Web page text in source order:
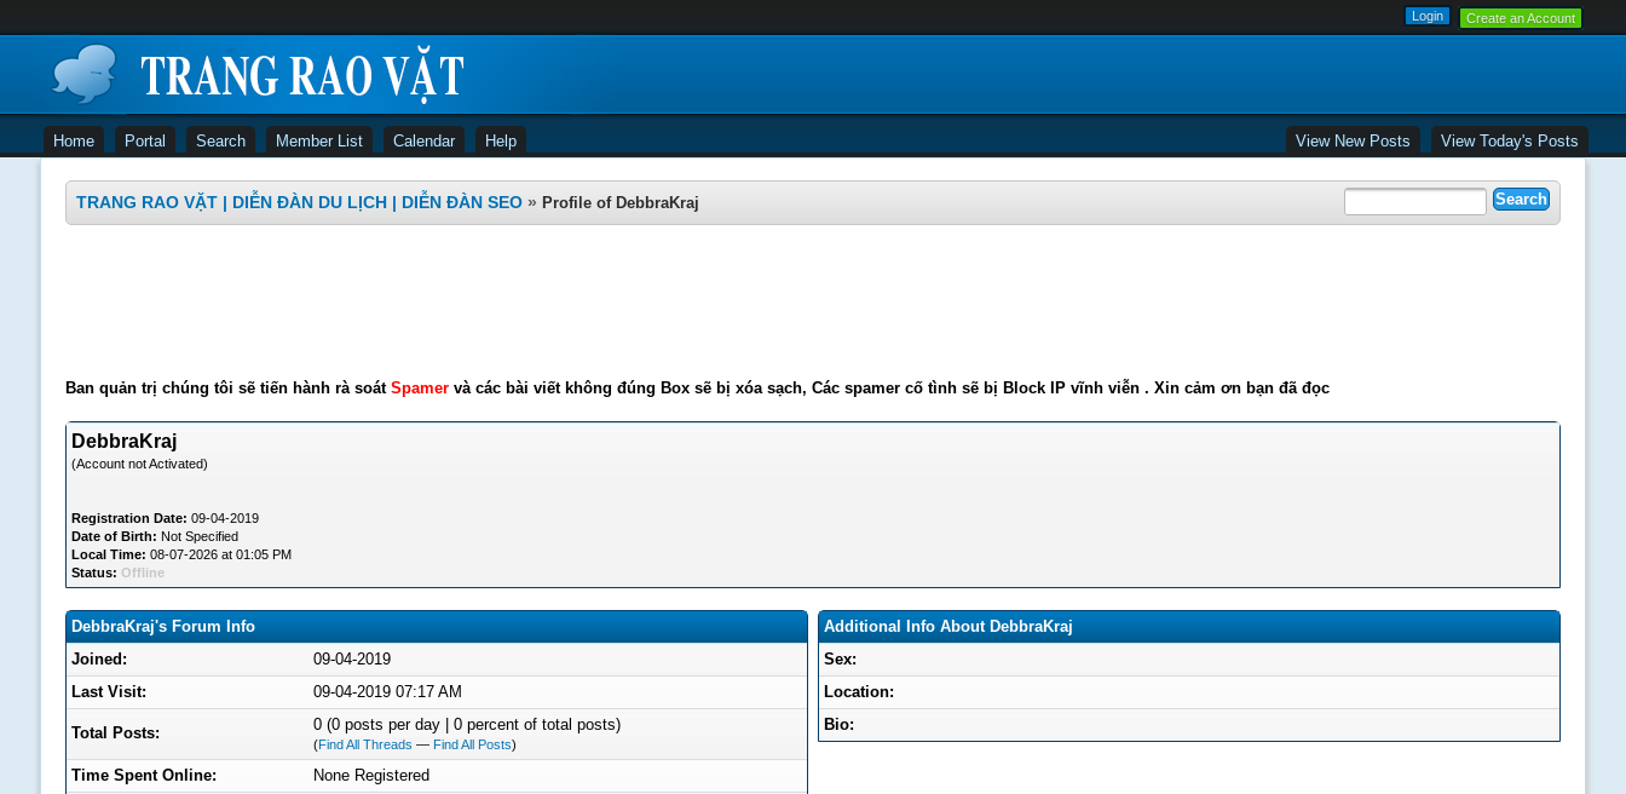
Create an Account
Home Portal Search Member List Calendar Help View New Posts View Today's Posts
TRANG RAO VẶT | DIỄN ĐÀN DU LỊCH | DIỄN ĐÀN SEO » Profile of DebbraKraj
Ban quản trị chúng tôi sẽ tiến hành rà soát Spamervà các bài viết không đúng Box sẽ bị xóa sạch, Các spamer cố tình sẽ bị Block IP vĩnh viễn . Xin cảm ơn bạn đã đọc
DebbraKraj
(Account not Activated)
Registration Date: 09-04-2019
Date of Birth: Not Specified
Local Time: 08-07-2026 at 01:05 PM
Status: Offline
DebbraKraj's Forum Info
Joined:
09-04-2019
Last Visit:
09-04-2019 07:17 AM
Total Posts: 0 (0 posts per day | 0 percent of total posts)
(Find All Threads — Find All Posts)
Time Spent Online:
None Registered
Additional Info About DebbraKraj
Sex:
Location:
Bio: